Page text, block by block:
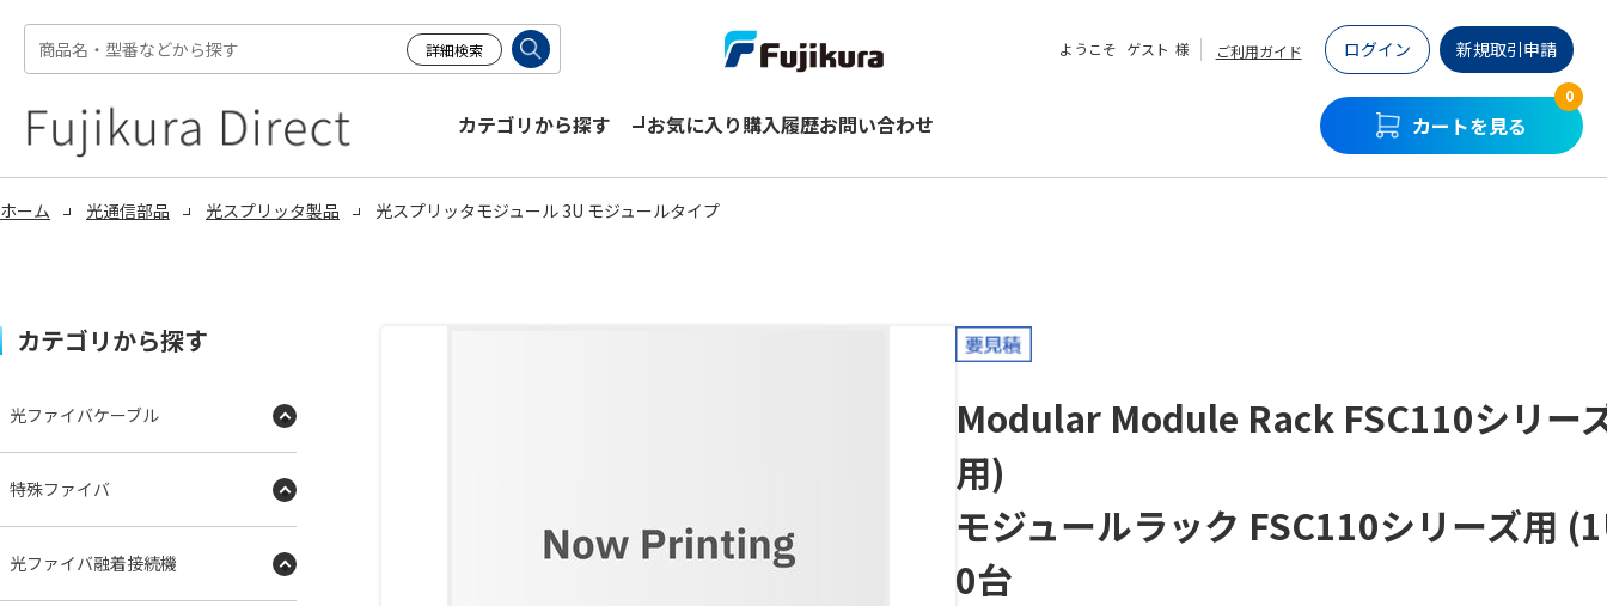
ようこそ ゲスト 様 ご利用ガイド ログイン 新規取引申請
カテゴリから探す お気に入り購入履歴お問い合わせ カートを見る
0
ホーム 光通信部品 光スプリッタ製品 光スプリッタモジュール 3U モジュールタイプ
Modular Module Rack FSC110シリー
用)
モジュールラック FSC110シリーズ用
0台
カテゴリから探す
光ファイバケーブル
特殊ファイバ
光ファイバ融着接続機